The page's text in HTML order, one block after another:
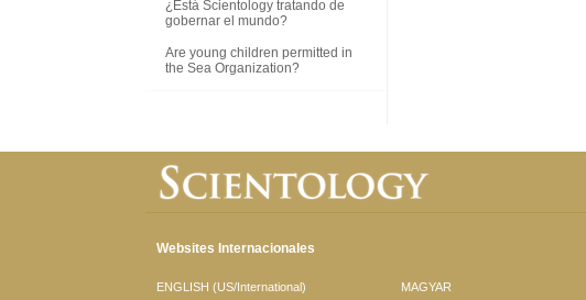
¿Está Scientology tratando de
gobernar el mundo?
Are young children permitted in
the Sea Organization?
Websites Internacionales
ENGLISH (US/International)
MAGYAR